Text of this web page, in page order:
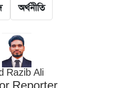
অর্থনীতি
Razib Ali